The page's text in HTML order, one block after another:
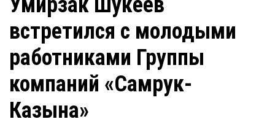
встретился с молодыми
работниками Группы
компаний «Самрук-
Казына»